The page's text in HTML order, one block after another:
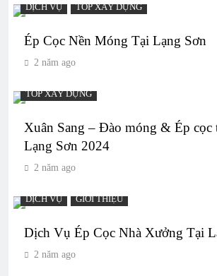
DỊCH VỤ TOP XÂY DỰNG
Ép Cọc Nền Móng Tại Lạng Sơn
2 năm ago
TOP XÂY DỰNG
Xuân Sang – Đào móng & Ép cọc
Lạng Sơn 2024
2 năm ago
DỊCH VỤ GIỚI THIỆU
Dịch Vụ Ép Cọc Nhà Xưởng Tại
2 năm ago